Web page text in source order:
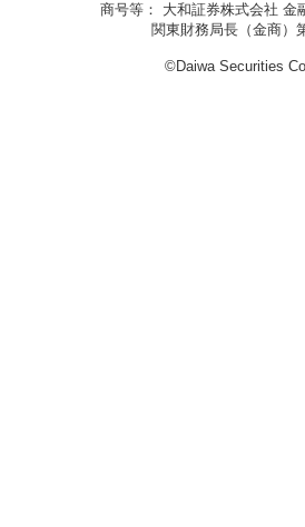
商号等： 大和証券株式会社 金
関東財務局長（金商）
©Daiwa Securities